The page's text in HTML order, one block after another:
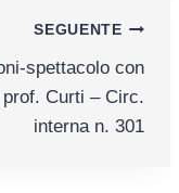
SEGUENTE
spettacolo con
prof. Curti – Circ.
interna n. 301